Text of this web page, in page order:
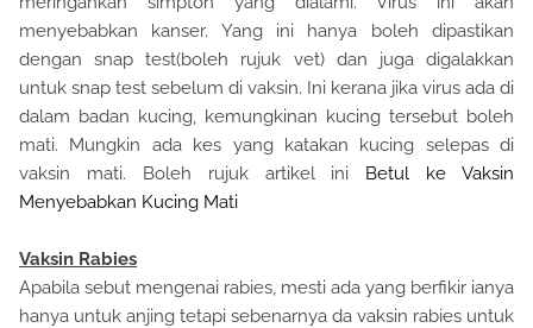
menyebabkan kanser. Yang ini hanya boleh dipastikan
dengan snap test(boleh rujuk vet) dan juga digalakkan
untuk snap test sebelum di vaksin. Ini kerana jika virus ada di
dalam badan kucing, kemungkinan kucing tersebut boleh
mati. Mungkin ada kes yang katakan kucing selepas di
vaksin mati. Boleh rujuk artikel ini Betul ke Vaksin
Menyebabkan Kucing Mati
Vaksin Rabies
Apabila sebut mengenai rabies, mesti ada yang berfikir ianya
hanya untuk anjing tetapi sebenarnya da vaksin rabies untuk